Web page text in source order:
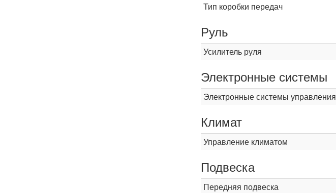
Тип коробки передач
Руль
Усилитель руля
Электронные системы
Электронные системы управления
Климат
Управление климатом
Подвеска
Передняя подвеска